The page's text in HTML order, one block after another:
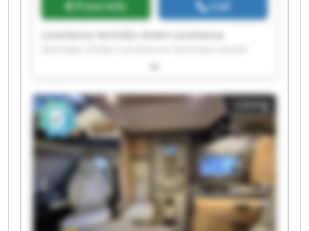
Price info Call
LüneHanse Vertriebs GmbH LüneHanse
LüneHanse Vertriebs GmbH LüneHanse
Vertriebs GmbH LüneHanse Vertriebs GmbH
LüneHanse Vertriebs GmbH LüneHanse
Vertriebs GmbH LüneHanse Vertriebs GmbH
LüneHanse Vertriebs GmbH LüneHanse
Vertriebs GmbH LüneHanse Vertriebs GmbH
LüneHanse Vertriebs GmbH LüneHanse
Vertriebs GmbH LüneHanse Vertriebs GmbH
LüneHanse Vertriebs GmbH LüneHanse
Vertriebs GmbH
Listing